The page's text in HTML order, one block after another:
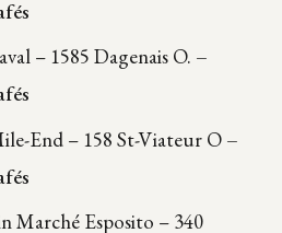
– 1585 Dagenais O. –
End – 158 St-Viateur O –
Marché Esposito – 340